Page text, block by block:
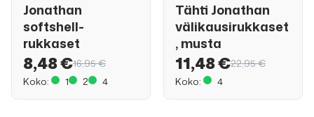
Jonathan
softshell-
rukkaset
8,48 €16,95 €
Koko:
1 2 4
Tähti Jonathan
välikausirukkaset
, musta
11,48 €22,95 €
Koko:
4